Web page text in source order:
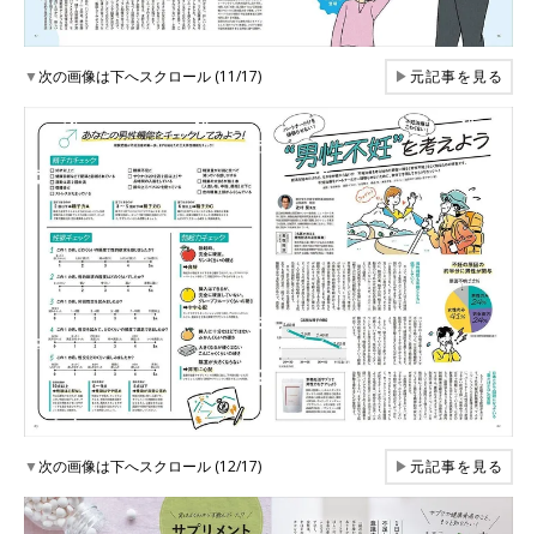
▼次の画像は下へスクロール (11/17) ▶元記事を見る
▼次の画像は下へスクロール (12/17) ▶元記事を見る